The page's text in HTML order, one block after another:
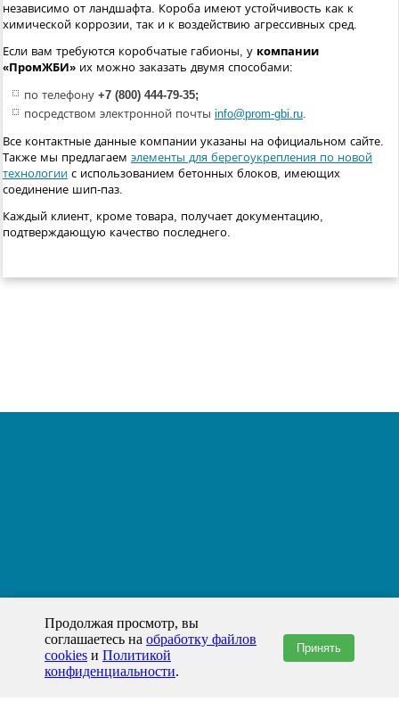
независимо от ландшафта. Короба имеют устойчивость как к
химической коррозии, так и к воздействию агрессивных сред.
Если вам требуются коробчатые габионы, у компании
«ПромЖБИ» их можно заказать двумя способами:
по телефону +7 (800) 444-79-35;
посредством электронной почты info@prom-gbi.ru.
Все контактные данные компании указаны на официальном сайте.
Также мы предлагаем элементы для берегоукрепления по новой
технологии с использованием бетонных блоков, имеющих
соединение шип-паз.
Каждый клиент, кроме товара, получает документацию,
подтверждающую качество последнего.
Продолжая просмотр, вы
соглашаетесь на обработку файлов
cookies и Политикой
конфиденциальности.
Принять